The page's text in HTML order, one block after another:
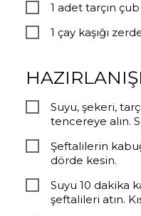
1 adet tarçın
1 çay kaşığı
HAZIRLANIŞI
Suyu, şekeri,
tencereye alın.
Şeftalilerin
dörde kesin.
Suyu 10 dakika
şeftalileri atın.